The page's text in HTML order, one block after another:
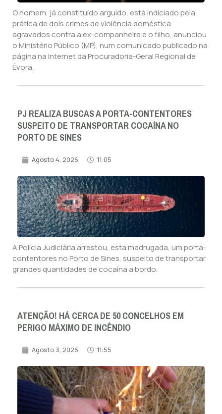
O homem, já constituído arguido, está indiciado pela
prática de dois crimes de violência doméstica
agravados contra a ex-companheira e o filho, anunciou
o Ministério Público (MP), num comunicado publicado na
página na Internet da Procuradoria-Geral Regional de
Évora.
PJ REALIZA BUSCAS A PORTA-CONTENTORES
SUSPEITO DE TRANSPORTAR COCAÍNA NO
PORTO DE SINES
Agosto 4, 2026 11:05
A Polícia Judiciária arrestou, esta madrugada, um porta-
contentores no Porto de Sines, suspeito de transportar
grandes quantidades de cocaína a bordo.
ATENÇÃO! HÁ CERCA DE 50 CONCELHOS EM
PERIGO MÁXIMO DE INCÊNDIO
Agosto 3, 2026 11:55